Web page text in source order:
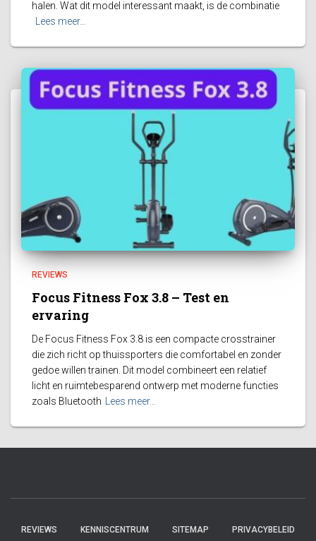
halen. Wat dit model interessant maakt, is de combinatie
Lees meer…
REVIEWS
Focus Fitness Fox 3.8 – Test en
ervaring
De Focus Fitness Fox 3.8 is een compacte crosstrainer
die zich richt op thuissporters die comfortabel en zonder
gedoe willen trainen. Dit model combineert een relatief
licht en ruimtebesparend ontwerp met moderne functies
zoals Bluetooth
Lees meer…
REVIEWS KENNISCENTRUM SITEMAP PRIVACYBELEID